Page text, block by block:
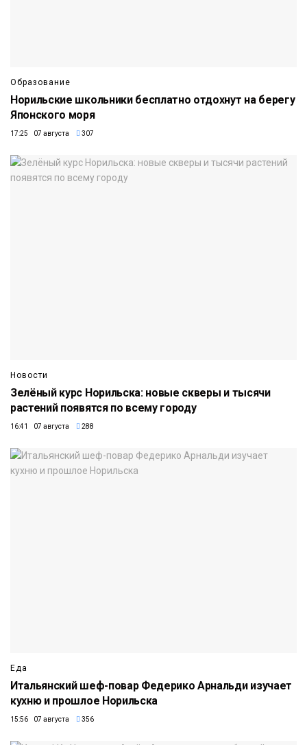
Образование
Норильские школьники бесплатно отдохнут на берегу
Японского моря
17:25 07 августа 307
Новости
Зелёный курс Норильска: новые скверы и тысячи
растений появятся по всему городу
16:41 07 августа 288
Еда
Итальянский шеф-повар Федерико Арнальди изучает
кухню и прошлое Норильска
15:56 07 августа 356